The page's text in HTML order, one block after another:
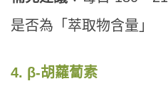
是否為「萃取物含量」
4. β-胡蘿蔔素